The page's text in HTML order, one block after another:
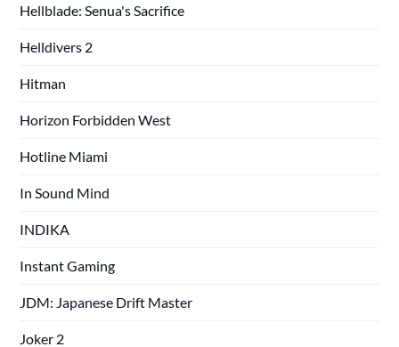
Hellblade: Senua's Sacrifice
Helldivers 2
Hitman
Horizon Forbidden West
Hotline Miami
In Sound Mind
INDIKA
Instant Gaming
JDM: Japanese Drift Master
Joker 2